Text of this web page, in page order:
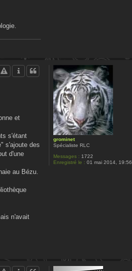
grominet
Spécialiste RLC
Messages : 1722
Enregistré le : 01 mai 2014, 19:56
et
s'étant
s'ajoute des
d'une
au Bézu.
n'avait